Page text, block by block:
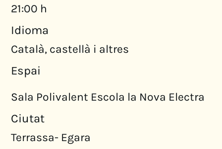
21:00 h
Idioma
Català, castellà i altres
Espai
Sala Polivalent Escola la Nova Electra
Ciutat
Terrassa- Egara